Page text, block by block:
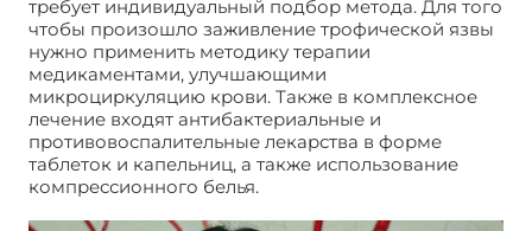
требует индивидуальный подбор метода. Для того
чтобы произошло заживление трофической язвы
нужно применить методику терапии
медикаментами, улучшающими
микроциркуляцию крови. Также в комплексное
лечение входят антибактериальные и
противовоспалительные лекарства в форме
таблеток и капельниц, а также использование
компрессионного белья.